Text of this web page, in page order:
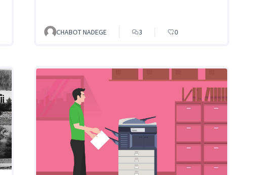
CHABOT NADEGE 3 0